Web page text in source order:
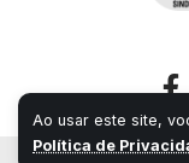
Ao usar este site,
Política de